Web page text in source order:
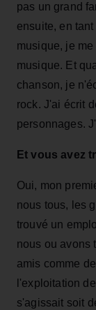
pas un grand
ensuite, en
musique, je
musique. Et
chanson, je
rock. J'ai écrit
personnages.
Et vous avez
Oui, mon
nous tous, les
trouvé un
nous ou avons
amis comme
l'exploitation
s'agissait soit